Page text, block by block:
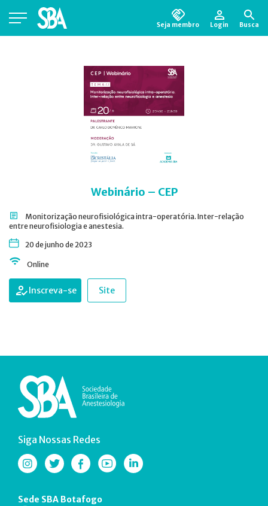
Seja membro Login Busca
Webinário – CEP
Monitorização neurofisiológica intra-operatória. Inter-relação
entre neurofisiologia e anestesia.
20 de junho de 2023
Online
Inscreva-se Site
Siga Nossas Redes
Sede SBA Botafogo